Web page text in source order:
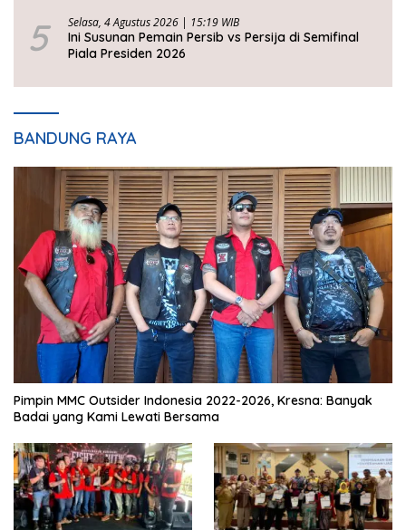
5 Selasa, 4 Agustus 2026 | 15:19 WIB
Ini Susunan Pemain Persib vs Persija di Semifinal
Piala Presiden 2026
BANDUNG RAYA
Pimpin MMC Outsider Indonesia 2022-2026, Kresna: Banyak
Badai yang Kami Lewati Bersama